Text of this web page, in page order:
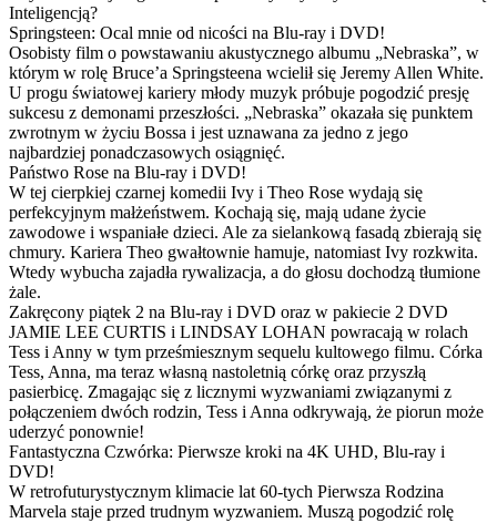
Inteligencją?
Springsteen: Ocal mnie od nicości na Blu-ray i DVD!
Osobisty film o powstawaniu akustycznego albumu „Nebraska”, w
którym w rolę Bruce’a Springsteena wcielił się Jeremy Allen White.
U progu światowej kariery młody muzyk próbuje pogodzić presję
sukcesu z demonami przeszłości. „Nebraska” okazała się punktem
zwrotnym w życiu Bossa i jest uznawana za jedno z jego
najbardziej ponadczasowych osiągnięć.
Państwo Rose na Blu-ray i DVD!
W tej cierpkiej czarnej komedii Ivy i Theo Rose wydają się
perfekcyjnym małżeństwem. Kochają się, mają udane życie
zawodowe i wspaniałe dzieci. Ale za sielankową fasadą zbierają się
chmury. Kariera Theo gwałtownie hamuje, natomiast Ivy rozkwita.
Wtedy wybucha zajadła rywalizacja, a do głosu dochodzą tłumione
żale.
Zakręcony piątek 2 na Blu-ray i DVD oraz w pakiecie 2 DVD
JAMIE LEE CURTIS i LINDSAY LOHAN powracają w rolach
Tess i Anny w tym prześmiesznym sequelu kultowego filmu. Córka
Tess, Anna, ma teraz własną nastoletnią córkę oraz przyszłą
pasierbicę. Zmagając się z licznymi wyzwaniami związanymi z
połączeniem dwóch rodzin, Tess i Anna odkrywają, że piorun może
uderzyć ponownie!
Fantastyczna Czwórka: Pierwsze kroki na 4K UHD, Blu-ray i
DVD!
W retrofuturystycznym klimacie lat 60-tych Pierwsza Rodzina
Marvela staje przed trudnym wyzwaniem. Muszą pogodzić rolę